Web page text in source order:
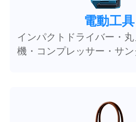
電動工具
インパクトドライバー・
機・コンプレッサー・サ